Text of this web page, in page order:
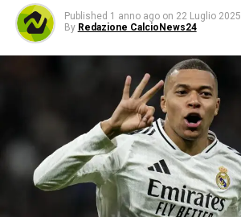
Published 1 anno ago on 22 Luglio 2025
By Redazione CalcioNews24